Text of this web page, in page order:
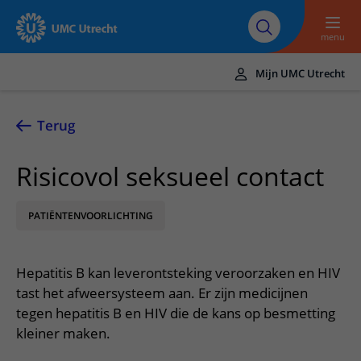
Naar hoofdinhoud
Over UMC
Utrecht
Research
Werken bij het UMC
Utrecht
menu
UMC Utrecht
Zorg en behandeling
Ziekten en aandoeningen
Poliklinieken
Verpleegafdelingen
Onze zorgverleners
Afspraak en opname
Bezoek aan de polikliniek
Opname in het ziekenhuis
Voorbereiding op uw afspraak
Op bezoek in het UMC Utrecht
Apotheek
Contact en route
Spoed
Verwijzers
Mijn UMC Utrecht
Terug
Risicovol seksueel contact
PATIËNTENVOORLICHTING
Hepatitis B kan leverontsteking veroorzaken en HIV
tast het afweersysteem aan. Er zijn medicijnen
tegen hepatitis B en HIV die de kans op besmetting
kleiner maken.